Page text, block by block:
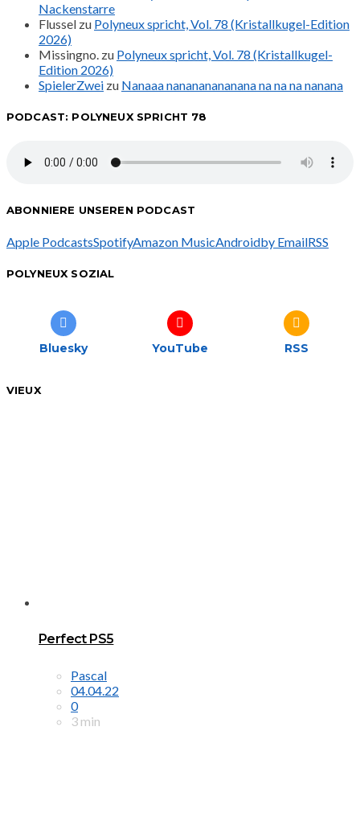
Nackenstarre
Flussel zu Polyneux spricht, Vol. 78 (Kristallkugel-Edition
2026)
Missingno. zu Polyneux spricht, Vol. 78 (Kristallkugel-
Edition 2026)
SpielerZwei zu Nanaaa nanananananana na na na nanana
PODCAST: POLYNEUX SPRICHT 78
ABONNIERE UNSEREN PODCAST
Apple PodcastsSpotifyAmazon MusicAndroidby EmailRSS
POLYNEUX SOZIAL
Bluesky YouTube RSS
VIEUX
Perfect PS5
Pascal
04.04.22
0
3 min